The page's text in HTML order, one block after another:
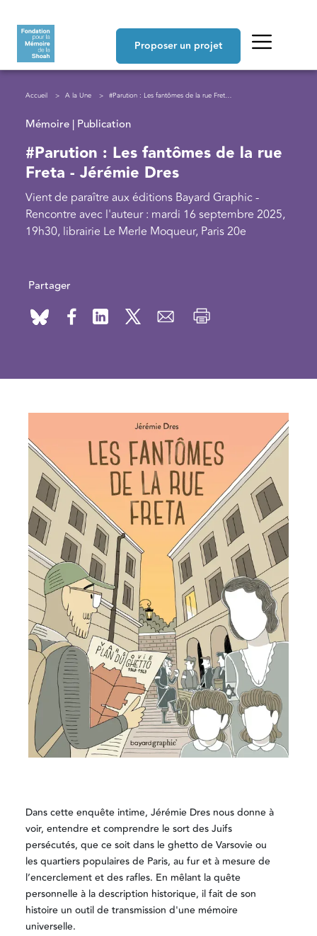
Proposer un projet
Fil d'Ariane
Accueil A la Une #Parution : Les fantômes de la rue Freta - Jérémie Dres
Mémoire | Publication
#Parution : Les fantômes de la rue
Freta - Jérémie Dres
Vient de paraître aux éditions Bayard Graphic -
Rencontre avec l'auteur : mardi 16 septembre 2025,
19h30, librairie Le Merle Moqueur, Paris 20e
Partager
Dans cette enquête intime, Jérémie Dres nous donne à
voir, entendre et comprendre le sort des Juifs
persécutés, que ce soit dans le ghetto de Varsovie ou
les quartiers populaires de Paris, au fur et à mesure de
l’encerclement et des rafles. En mêlant la quête
personnelle à la description historique, il fait de son
histoire un outil de transmission d'une mémoire
universelle.